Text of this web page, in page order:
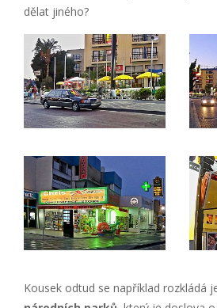
dělat jiného?
Kousek odtud se například rozkládá